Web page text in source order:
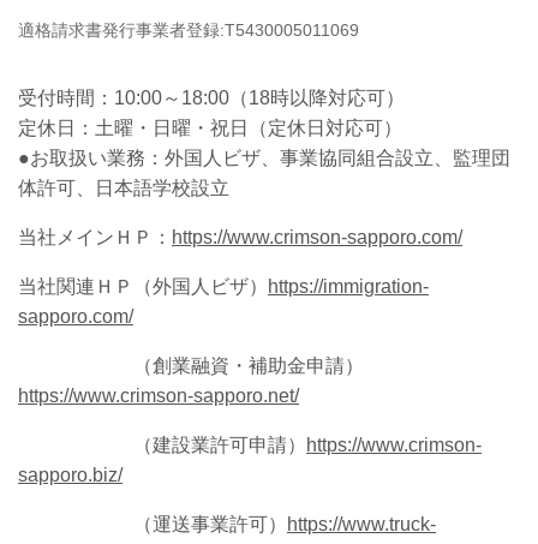
適格請求書発行事業者登録:T5430005011069
受付時間： 10:00～18:00（18時以降対応可）
定休日：土曜・日曜・祝日
（定休日対応可）
●お取扱い業務：外国人ビザ、事業協同組合設立、監理団
体許可、日本語学校設立
当社メインＨＰ： https://www.crimson-sapporo.com/
当社関連ＨＰ（外国人ビザ）
https://immigration-
sapporo.com/
（創業融資・補助金申請）
https://www.crimson-sapporo.net/
（建設業許可申請）
https://www.crimson-
sapporo.biz/
（運送事業許可）
https://www.truck-